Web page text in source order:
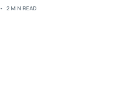
2 MIN READ